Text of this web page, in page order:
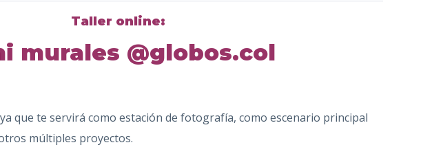
Taller online:
murales @globos.col
que te servirá como estación de fotografía, como escenario principal
múltiples proyectos.